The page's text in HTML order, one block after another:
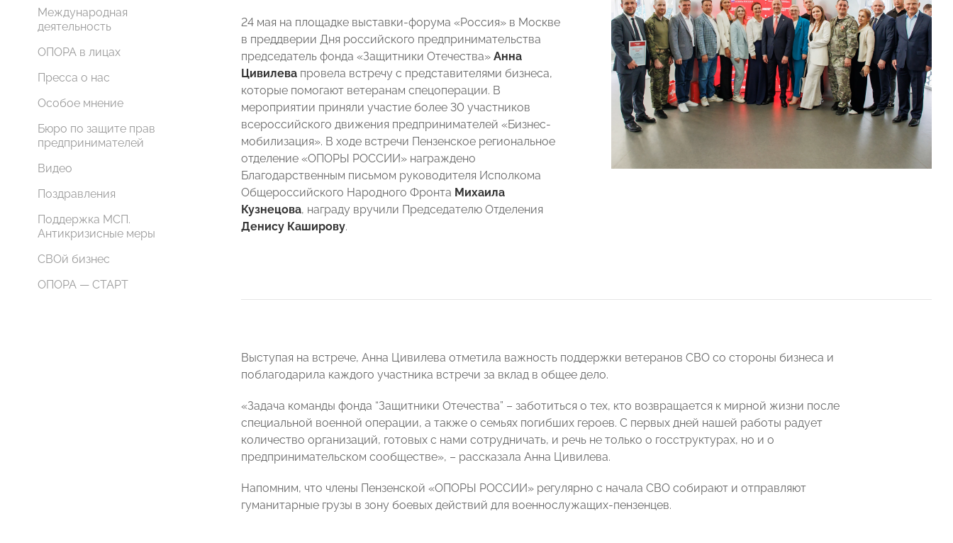
Международная
деятельность
ОПОРА в лицах
Пресса о нас
Особое мнение
Бюро по защите прав
предпринимателей
Видео
Поздравления
Поддержка МСП.
Антикризисные меры
СВОй бизнес
ОПОРА — СТАРТ
24 мая на площадке выставки-форума «Россия» в Москве
в преддверии Дня российского предпринимательства
председатель фонда «Защитники Отечества» Анна
Цивилева провела встречу с представителями бизнеса,
которые помогают ветеранам спецоперации. В
мероприятии приняли участие более 30 участников
всероссийского движения предпринимателей «Бизнес-
мобилизация». В ходе встречи Пензенское региональное
отделение «ОПОРЫ РОССИИ» награждено
Благодарственным письмом руководителя Исполкома
Общероссийского Народного Фронта Михаила
Кузнецова, награду вручили Председателю Отделения
Денису Каширову.
Выступая на встрече, Анна Цивилева отметила важность поддержки ветеранов СВО со стороны бизнеса и
поблагодарила каждого участника встречи за вклад в общее дело.
«Задача команды фонда “Защитники Отечества” – заботиться о тех, кто возвращается к мирной жизни после
специальной военной операции, а также о семьях погибших героев. С первых дней нашей работы радует
количество организаций, готовых с нами сотрудничать, и речь не только о госструктурах, но и о
предпринимательском сообществе», – рассказала Анна Цивилева.
Напомним, что члены Пензенской «ОПОРЫ РОССИИ» регулярно с начала СВО собирают и отправляют
гуманитарные грузы в зону боевых действий для военнослужащих-пензенцев.